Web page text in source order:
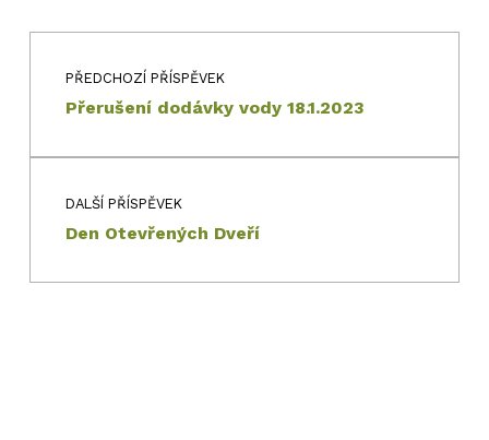
Skip back to main navigation
Navigace pro příspěvek
PŘEDCHOZÍ PŘÍSPĚVEK
Přerušení dodávky vody 18.1.2023
DALŠÍ PŘÍSPĚVEK
Den Otevřených Dveří